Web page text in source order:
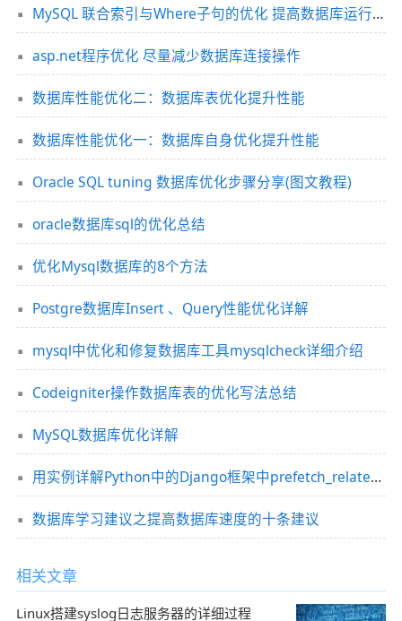
MySQL 联合索引与Where子句的优化 提高数据库运行效率
asp.net程序优化 尽量减少数据库连接操作
数据库性能优化二：数据库表优化提升性能
数据库性能优化一：数据库自身优化提升性能
Oracle SQL tuning 数据库优化步骤分享(图文教程)
oracle数据库sql的优化总结
优化Mysql数据库的8个方法
Postgre数据库Insert 、Query性能优化详解
mysql中优化和修复数据库工具mysqlcheck详细介绍
Codeigniter操作数据库表的优化写法总结
MySQL数据库优化详解
用实例详解Python中的Django框架中prefetch_related()函数对数据库查询的优化
数据库学习建议之提高数据库速度的十条建议
相关文章
Linux搭建syslog日志服务器的详细过程